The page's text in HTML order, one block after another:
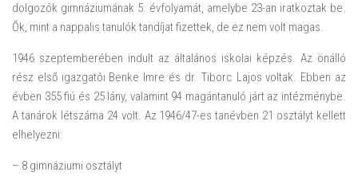
dolgozók gimnáziumának 5. évfolyamát, amelybe 23-an iratkoztak be.
Ők, mint a nappalis tanulók tandíjat fizettek, de ez nem volt magas.
1946 szeptemberében indult az általános iskolai képzés. Az önálló
rész első igazgatói Benke Imre és dr. Tiborc Lajos voltak. Ebben az
évben 355 fiú és 25 lány, valamint 94 magántanuló járt az intézménybe.
A tanárok létszáma 24 volt. Az 1946/47-es tanévben 21 osztályt kellett
elhelyezni:
– 8 gimnáziumi osztályt